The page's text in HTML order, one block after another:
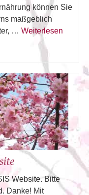
können Sie
maßgeblich
… Weiterlesen
Website. Bitte
Danke! Mit